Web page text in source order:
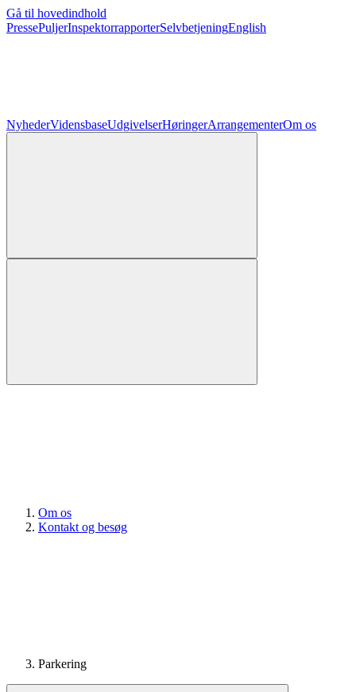
Gå til hovedindhold
PressePuljerInspektorrapporterSelvbetjeningEnglish
NyhederVidensbaseUdgivelserHøringerArrangementerOm os
Om os
Kontakt og besøg
Parkering